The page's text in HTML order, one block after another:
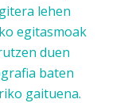
lehen
egitasmoak
duen
baten
gaituena.